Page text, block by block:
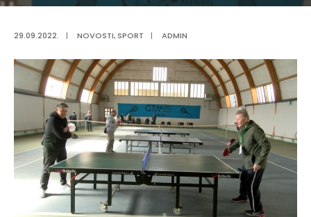
29.09.2022. | NOVOSTI, SPORT | ADMIN